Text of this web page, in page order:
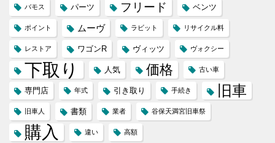
バモス パーツ フリード ベンツ
ポイント ムーヴ ラビット リサイクル料
レストア ワゴンR ヴィッツ ヴォクシー
下取り 人気 価格 古い車
専門店 年式 引き取り 手続き 旧車
旧車人 書類 業者 谷保天満宮旧車祭
購入 違い 高額